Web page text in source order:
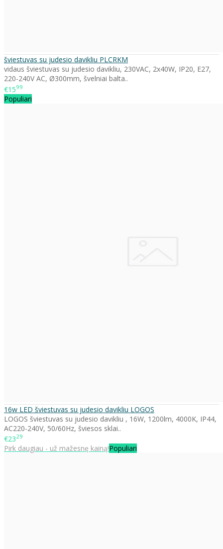
šviestuvas su judesio davikliu PLCRKM
vidaus šviestuvas su judesio davikliu, 230VAC, 2x40W, IP20, E27,
220-240V AC, Ø300mm, švelniai balta..
€1599
Populiari
16w LED šviestuvas su judesio davikliu LOGOS
LOGOS šviestuvas su judesio davikliu , 16W, 1200lm, 4000K, IP44,
AC220-240V, 50/60Hz, šviesos sklai..
€2329
Pirk daugiau - už mažesnę kainą!Populiari